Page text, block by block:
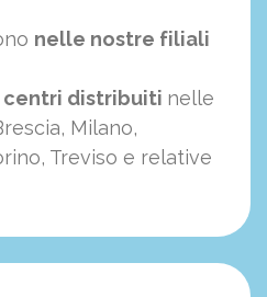
nelle nostre filiali
centri distribuiti nelle
Milano,
Treviso e relative